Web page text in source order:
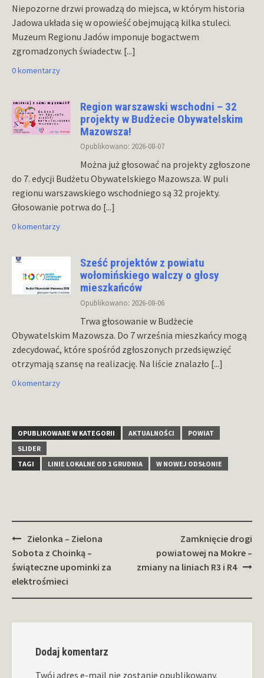
Niepozorne drzwi prowadzą do miejsca, w którym historia
Jadowa układa się w opowieść obejmującą kilka stuleci.
Muzeum Regionu Jadów imponuje bogactwem
zgromadzonych świadectw. [...]
0 komentarzy
Region warszawski wschodni – 32
projekty w Budżecie Obywatelskim
Mazowsza!
Opublikowano: 2026-08-07
Można już głosować na projekty zgłoszone
do 7. edycji Budżetu Obywatelskiego Mazowsza. W puli
regionu warszawskiego wschodniego są 32 projekty.
Głosowanie potrwa do [...]
0 komentarzy
Sześć projektów z powiatu
wołomińskiego walczy o głosy
mieszkańców
Opublikowano: 2026-08-06
Trwa głosowanie w Budżecie
Obywatelskim Mazowsza. Do 7 września mieszkańcy mogą
zdecydować, które spośród zgłoszonych przedsięwzięć
otrzymają szansę na realizację. Na liście znalazło [...]
0 komentarzy
OPUBLIKOWANE W KATEGORII AKTUALNOŚCI
POWIAT
SLIDER
TAGI
LINIE LOKALNE OD 1 GRUDNIA W NOWEJ ODSŁONIE
Zobacz
wpisy
Zielonka – Zielona
Sobota z Choinką –
świąteczne upominki za
elektrośmieci
Zamknięcie drogi
powiatowej na Mokre –
zmiany na liniach R3 i R4
Dodaj komentarz
Twój adres e-mail nie zostanie opublikowany.